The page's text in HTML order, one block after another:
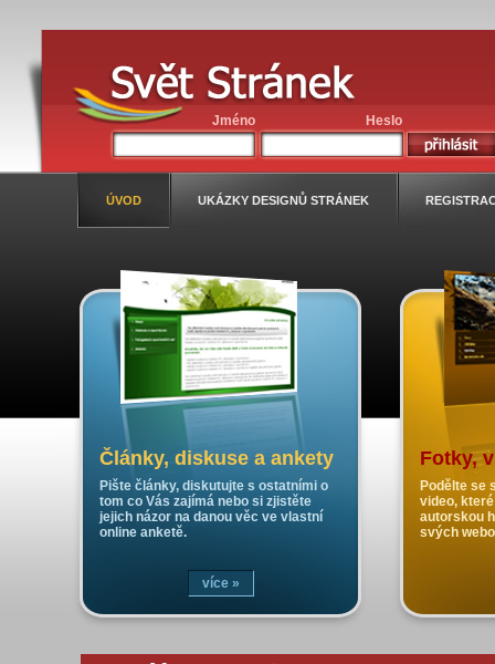
Jméno Heslo
ÚVOD UKÁZKY DESIGNŮ STRÁNEK
Články, diskuse a ankety
Pište články, diskutujte s ostatními o
tom co Vás zajímá nebo si zjistěte
jejich názor na danou věc ve vlastní
online anketě.
více »
Fotky,
Podělte se
video,
autorskou
svých